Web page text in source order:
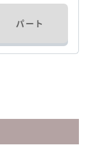
パート